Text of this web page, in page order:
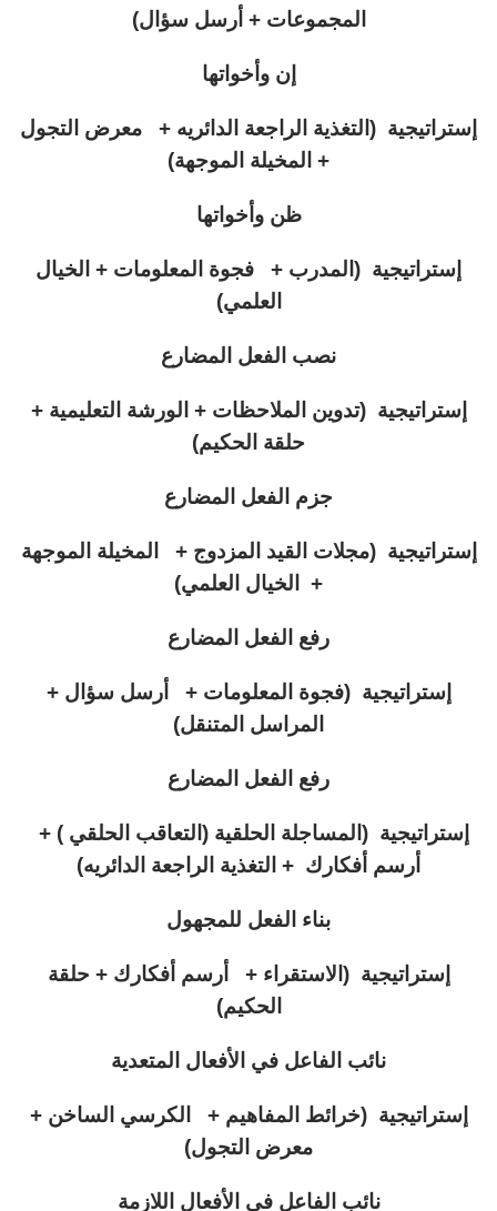
المجموعات + أرسل سؤال)
إن وأخواتها
إستراتيجية (التغذية الراجعة الدائريه + معرض التجول
+ المخيلة الموجهة)
ظن وأخواتها
إستراتيجية (المدرب + فجوة المعلومات + الخيال
العلمي)
نصب الفعل المضارع
إستراتيجية (تدوين الملاحظات + الورشة التعليمية +
حلقة الحكيم)
جزم الفعل المضارع
إستراتيجية (مجلات القيد المزدوج + المخيلة الموجهة
+ الخيال العلمي)
رفع الفعل المضارع
إستراتيجية (فجوة المعلومات + أرسل سؤال +
المراسل المتنقل)
رفع الفعل المضارع
إستراتيجية (المساجلة الحلقية (التعاقب الحلقي ) +
أرسم أفكارك + التغذية الراجعة الدائريه)
بناء الفعل للمجهول
إستراتيجية (الاستقراء + أرسم أفكارك + حلقة
الحكيم)
نائب الفاعل في الأفعال المتعدية
إستراتيجية (خرائط المفاهيم + الكرسي الساخن +
معرض التجول)
نائب الفاعل في الأفعال اللازمة